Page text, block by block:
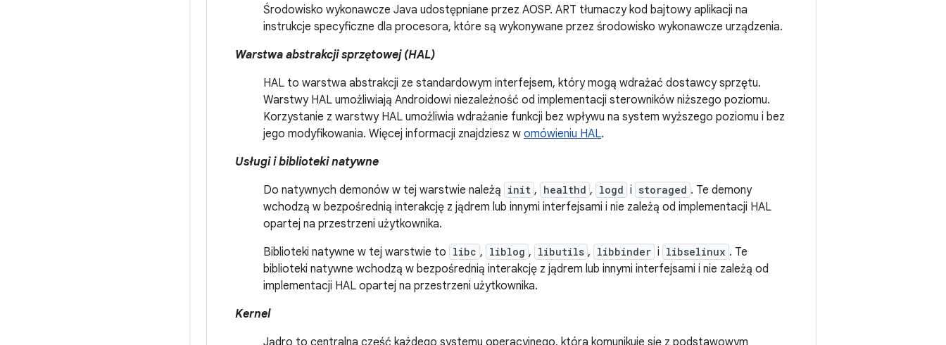
Środowisko wykonawcze Java udostępniane przez AOSP. ART tłumaczy kod bajtowy aplikacji na
instrukcje specyficzne dla procesora, które są wykonywane przez środowisko wykonawcze urządzenia.
Warstwa abstrakcji sprzętowej (HAL)
HAL to warstwa abstrakcji ze standardowym interfejsem, który mogą wdrażać dostawcy sprzętu.
Warstwy HAL umożliwiają Androidowi niezależność od implementacji sterowników niższego poziomu.
Korzystanie z warstwy HAL umożliwia wdrażanie funkcji bez wpływu na system wyższego poziomu i bez
jego modyfikowania. Więcej informacji znajdziesz w omówieniu HAL.
Usługi i biblioteki natywne
Do natywnych demonów w tej warstwie należą init , healthd , logd i storaged . Te demony
wchodzą w bezpośrednią interakcję z jądrem lub innymi interfejsami i nie zależą od implementacji HAL
opartej na przestrzeni użytkownika.
Biblioteki natywne w tej warstwie to libc , liblog , libutils , libbinder i libselinux . Te
biblioteki natywne wchodzą w bezpośrednią interakcję z jądrem lub innymi interfejsami i nie zależą od
implementacji HAL opartej na przestrzeni użytkownika.
Kernel
Jądro to centralna część każdego systemu operacyjnego, która komunikuje się z podstawowym